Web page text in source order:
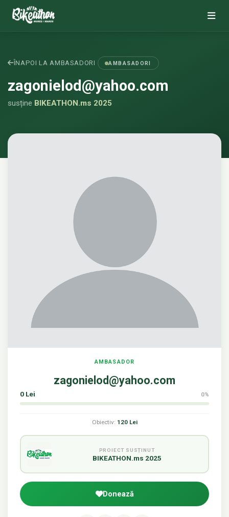
ÎNAPOI LA AMBASADORI AMBASADORI
zagonielod@yahoo.com
susține BIKEATHON.ms 2025
AMBASADOR
zagonielod@yahoo.com
0 Lei 0%
Obiectiv: 120 Lei
PROIECT SUSȚINUT
BIKEATHON.ms 2025
Donează